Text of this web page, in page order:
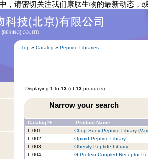
，请密切关注我们康肽生物的最新动态，
Top » Catalog » Peptide Libraries
Displaying 1 to 13 (of 13 products)
Narrow your search
Catalog#+
Product Name
L-001
Chop-Suey Peptide Library
L-002
Opioid Peptide Library
L-003
Obesity Peptide Library
L-004
G Protein-Coupled Receptor